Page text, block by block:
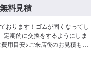
料見積
おります！ゴムが固くなってし
定期的に交換をするようにしま
用目安>ご来店後のお見積もり